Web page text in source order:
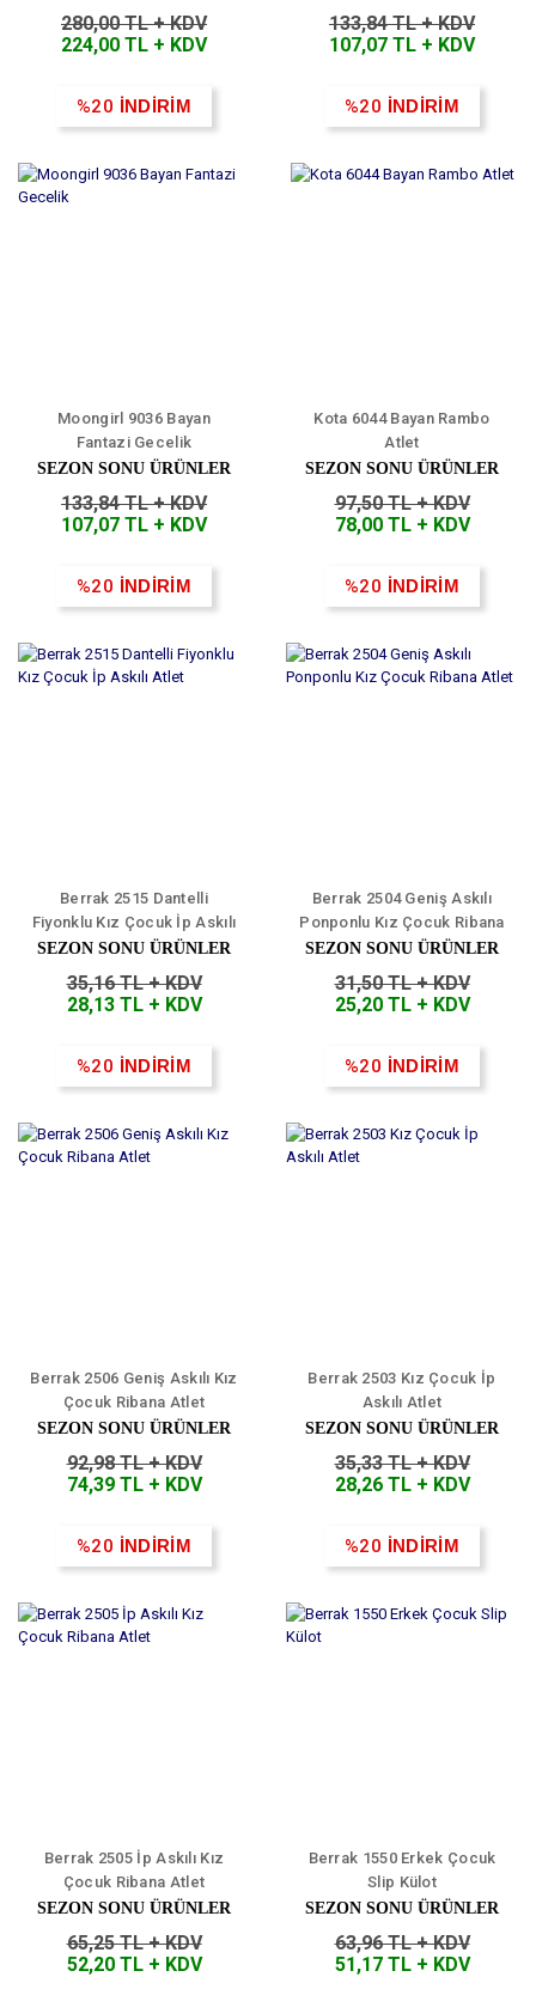
280,00 TL + KDV
224,00 TL + KDV
%20 İNDİRİM
133,84 TL + KDV
107,07 TL + KDV
%20 İNDİRİM
Moongirl 9036 Bayan
Fantazi Gecelik
SEZON SONU ÜRÜNLER
133,84 TL + KDV
107,07 TL + KDV
%20 İNDİRİM
Kota 6044 Bayan Rambo
Atlet
SEZON SONU ÜRÜNLER
97,50 TL + KDV
78,00 TL + KDV
%20 İNDİRİM
Berrak 2515 Dantelli
Fiyonklu Kız Çocuk İp Askılı
Atlet
SEZON SONU ÜRÜNLER
35,16 TL + KDV
28,13 TL + KDV
%20 İNDİRİM
Berrak 2504 Geniş Askılı
Ponponlu Kız Çocuk Ribana
Atlet
SEZON SONU ÜRÜNLER
31,50 TL + KDV
25,20 TL + KDV
%20 İNDİRİM
Berrak 2506 Geniş Askılı Kız
Çocuk Ribana Atlet
SEZON SONU ÜRÜNLER
92,98 TL + KDV
74,39 TL + KDV
%20 İNDİRİM
Berrak 2503 Kız Çocuk İp
Askılı Atlet
SEZON SONU ÜRÜNLER
35,33 TL + KDV
28,26 TL + KDV
%20 İNDİRİM
Berrak 2505 İp Askılı Kız
Çocuk Ribana Atlet
SEZON SONU ÜRÜNLER
65,25 TL + KDV
52,20 TL + KDV
Berrak 1550 Erkek Çocuk
Slip Külot
SEZON SONU ÜRÜNLER
63,96 TL + KDV
51,17 TL + KDV